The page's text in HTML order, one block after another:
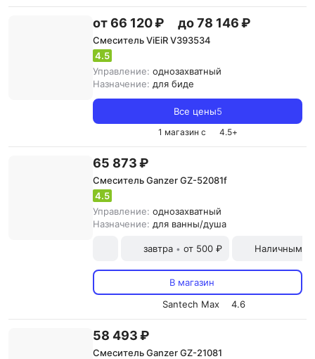
от 66 120 ₽ до 78 146 ₽
Смеситель ViEiR V393534
4.5
Управление: однозахватный
Назначение: для биде
Все цены5
1 магазин с 4.5+
65 873 ₽
Смеситель Ganzer GZ-52081f
4.5
Управление: однозахватный
Назначение: для ванны/душа
завтра • от 500 ₽ Наличными
В магазин
Santech Max
4.6
58 493 ₽
Смеситель Ganzer GZ-21081